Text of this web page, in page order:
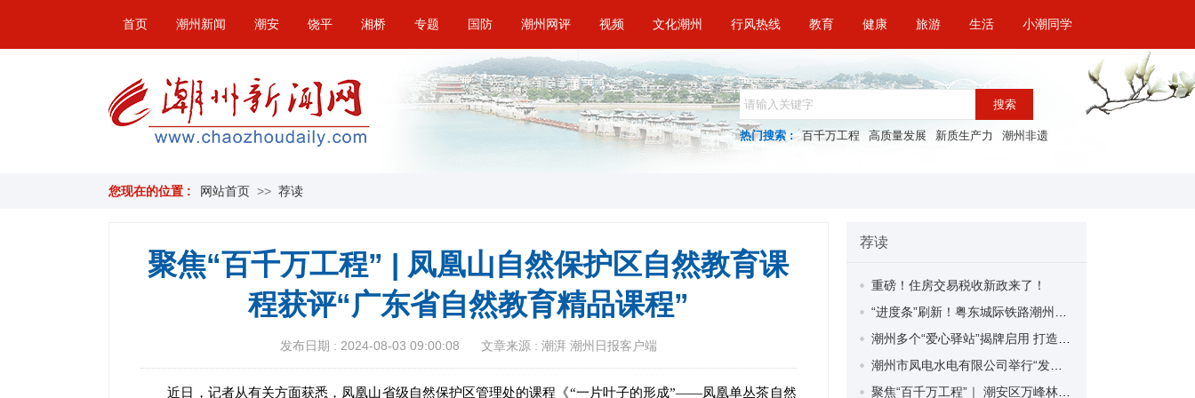
首页 潮州新闻 潮安 饶平 湘桥 专题 国防 潮州网评 视频 文化潮州 行风热线 教育 健康 旅游 生活 小潮同学
搜索
热门搜索 : 百千万工程 高质量发展 新质生产力 潮州非遗
您现在的位置 : 网站首页 >> 荐读
聚焦“百千万工程” | 凤凰山自然保护区自然教育课
程获评“广东省自然教育精品课程”
发布日期 : 2024-08-03 09:00:08 文章来源 : 潮湃 潮州日报客户端
近日，记者从有关方面获悉，凤凰山省级自然保护区管理处的课程《“一片叶子的形成”——凤凰单丛茶自然
荐读
重磅！住房交易税收新政来了！